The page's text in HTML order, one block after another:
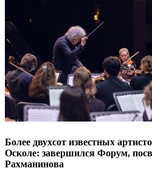
Более двухсот известных
Осколе: завершился Форум,
Рахманинова